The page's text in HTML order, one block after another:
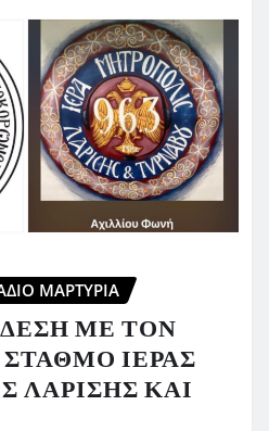
ΜΑΡΤΥΡΊΑ
ΜΕ ΤΟΝ
ΙΕΡΑΣ
ΚΑΙ